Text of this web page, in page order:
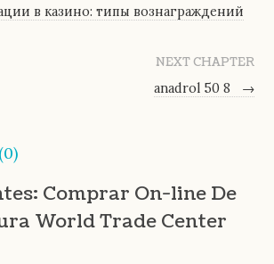
в казино: типы вознаграждений
NEXT CHAPTER
anadrol 50 8
→
0)
Comprar On-line De
World Trade Center